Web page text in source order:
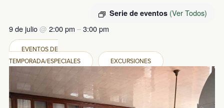
Serie de eventos (Ver Todos)
9 de julio@ 2:00 pm –3:00 pm
EVENTOS DE
TEMPORADA/ESPECIALES
EXCURSIONES